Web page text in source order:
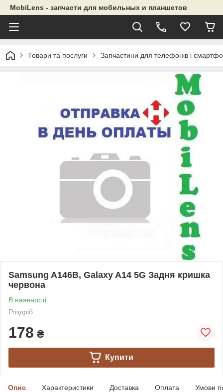
MobiLens - запчасти для мобильных и планшетов
Товари та послуги Запчастини для телефонів і
Samsung A146B, Galaxy A14 5G Задня кришка
червона
В наявності
Роздріб
178 ₴
Купити
Опис Характеристики Доставка Оплата Умови